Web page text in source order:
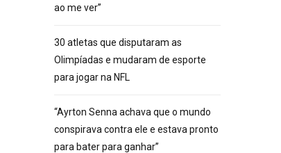
ao me ver”
30 atletas que disputaram as
Olimpíadas e mudaram de esporte
para jogar na NFL
“Ayrton Senna achava que o mundo
conspirava contra ele e estava pronto
para bater para ganhar”